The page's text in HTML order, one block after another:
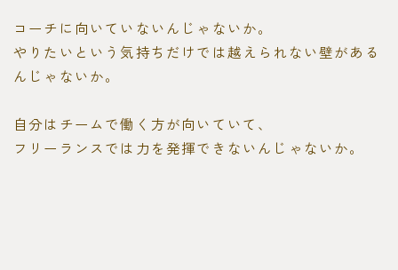
コーチに向いていないんじゃないか。
やりたいという気持ちだけでは越えられない壁がある
んじゃないか。
自分はチームで働く方が向いていて、
フリーランスでは力を発揮できないんじゃないか。